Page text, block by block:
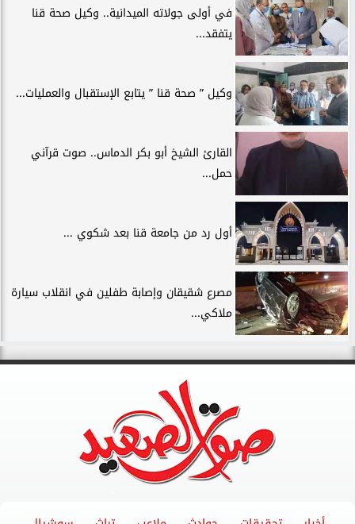
في أولى جولاته الميدانية.. وكيل صحة قنا
يتفقد...
وكيل ” صحة قنا ” يتابع الإستقبال والعمليات...
القارئ الشيخ أبو بكر الدماس.. صوت قرآني
حمل...
أول رد من جامعة قنا بعد شكوي ...
مصرع شقيقان وإصابة طفلين في انقلاب سيارة
ملاكي...